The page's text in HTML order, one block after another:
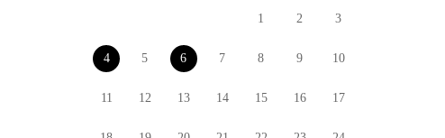
1 2 3
4 5 6 7 8 9 10
11 12 13 14 15 16 17